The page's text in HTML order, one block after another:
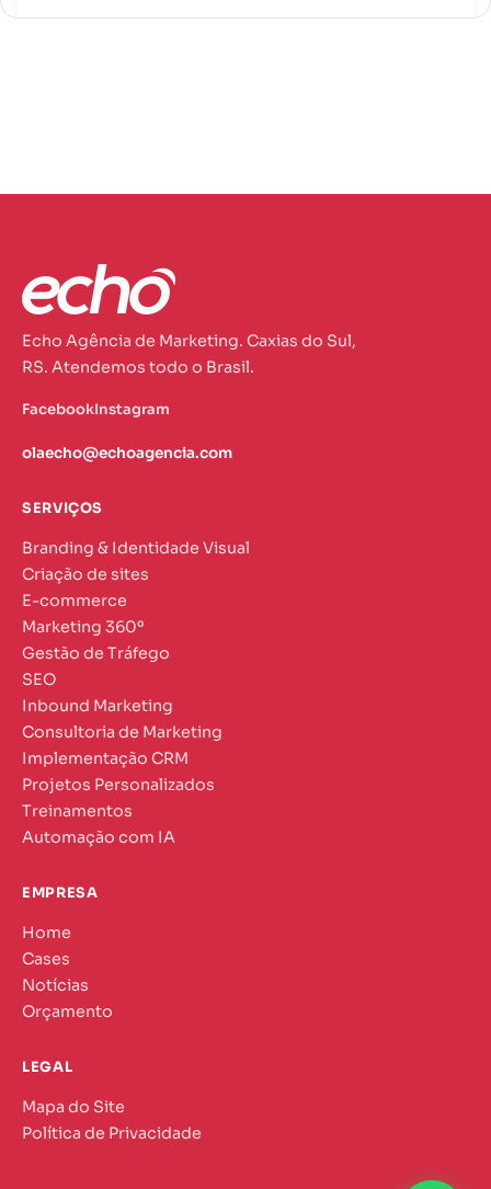
Echo Agência de Marketing. Caxias do Sul,
RS. Atendemos todo o Brasil.
FacebookInstagram
olaecho@echoagencia.com
SERVIÇOS
Branding & Identidade Visual
Criação de sites
E-commerce
Marketing 360º
Gestão de Tráfego
SEO
Inbound Marketing
Consultoria de Marketing
Implementação CRM
Projetos Personalizados
Treinamentos
Automação com IA
EMPRESA
Home
Cases
Notícias
Orçamento
LEGAL
Mapa do Site
Política de Privacidade